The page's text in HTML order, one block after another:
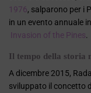
1976, salparono per i
in un evento annuale
Invasion of the Pines.
Il tempo della storia
A dicembre 2015,
sviluppato il concetto